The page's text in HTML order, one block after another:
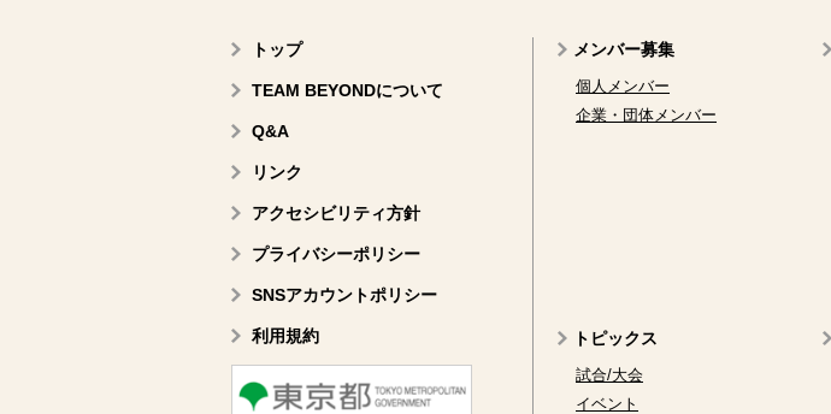
トップ
TEAM BEYONDについて
Q&A
リンク
アクセシビリティ方針
プライバシーポリシー
SNSアカウントポリシー
利用規約
メンバー募集
個人メンバー
企業・団体メンバー
トピックス
試合/大会
イベント